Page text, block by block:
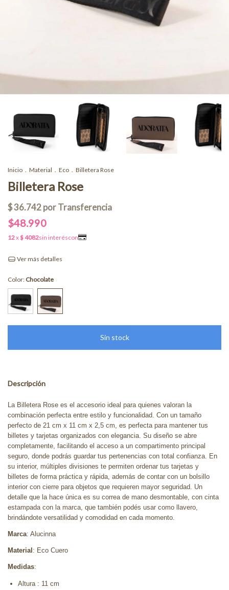
Inicio . Material . Eco . Billetera Rose
Billetera Rose
$48.990
Ver más detalles
Color: Chocolate
Descripción
La Billetera Rose es el accesorio ideal para quienes valoran la
combinación perfecta entre estilo y funcionalidad. Con un tamaño
perfecto de 21 cm x 11 cm x 2,5 cm, es perfecta para mantener tus
billetes y tarjetas organizados con elegancia. Su diseño se abre
completamente, facilitando el acceso a un compartimento principal
seguro, donde podrás guardar tus pertenencias con total confianza. En
su interior, múltiples divisiones te permiten ordenar tus tarjetas y
billetes de forma práctica y rápida, además de contar con un bolsillo
interior con cierre para objetos que requieren mayor seguridad. Un
detalle que la hace única es su correa de mano desmontable, con cinta
estampada con la marca, que también podés usar como llavero,
brindándote versatilidad y comodidad en cada momento.
Marca: Alucinna
Material: Eco Cuero
Medidas:
Altura : 11 cm